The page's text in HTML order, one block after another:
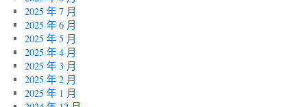
2025 年 7 月
2025 年 6 月
2025 年 5 月
2025 年 4 月
2025 年 3 月
2025 年 2 月
2025 年 1 月